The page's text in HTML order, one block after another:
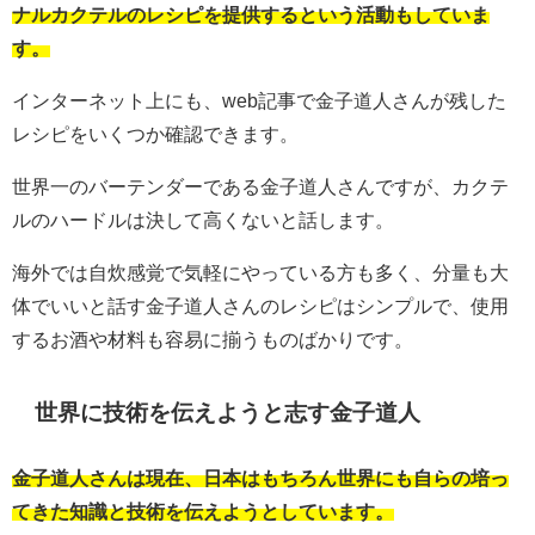
ナルカクテルのレシピを提供するという活動もしていま
す。
インターネット上にも、web記事で金子道人さんが残した
レシピをいくつか確認できます。
世界一のバーテンダーである金子道人さんですが、カクテ
ルのハードルは決して高くないと話します。
海外では自炊感覚で気軽にやっている方も多く、分量も大
体でいいと話す金子道人さんのレシピはシンプルで、使用
するお酒や材料も容易に揃うものばかりです。
世界に技術を伝えようと志す金子道人
金子道人さんは現在、日本はもちろん世界にも自らの培っ
てきた知識と技術を伝えようとしています。